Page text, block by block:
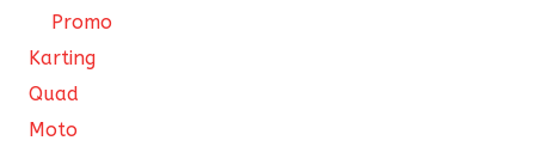
Promo
Karting
Quad
Moto